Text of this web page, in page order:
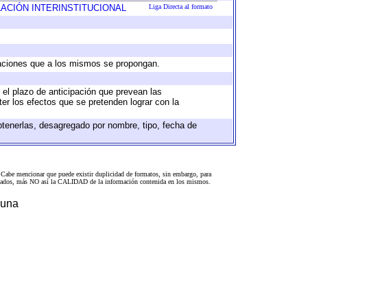
INTERINSTITUCIONAL Liga Directa al formato
que a los mismos se propongan.
plazo de anticipación que prevean las
los efectos que se pretenden lograr con la
desagregado por nombre, tipo, fecha de
mencionar que puede existir duplicidad de formatos, sin embargo, para
más NO así la CALIDAD de la información contenida en los mismos.